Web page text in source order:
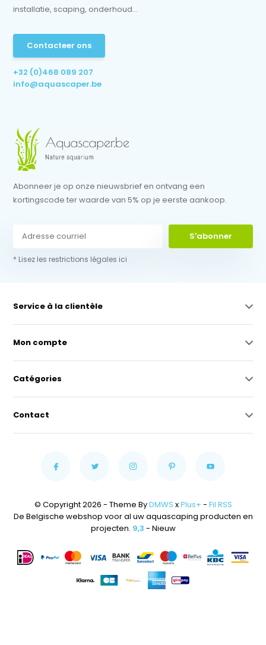
installatie, scaping, onderhoud...
Contacteer ons
+32 (0)468 089 207
info@aquascaper.be
Abonneer je op onze nieuwsbrief en ontvang een
kortingscode ter waarde van 5% op je eerste aankoop.
S'abonner
* Lisez les restrictions légales ici
Service à la clientèle
Mon compte
Catégories
Contact
© Copyright 2026 - Theme ByDMWS xPlus+ - Fil RSS
De Belgische webshop voor al uw aquascaping producten en
projecten. 9,3 - Nieuw